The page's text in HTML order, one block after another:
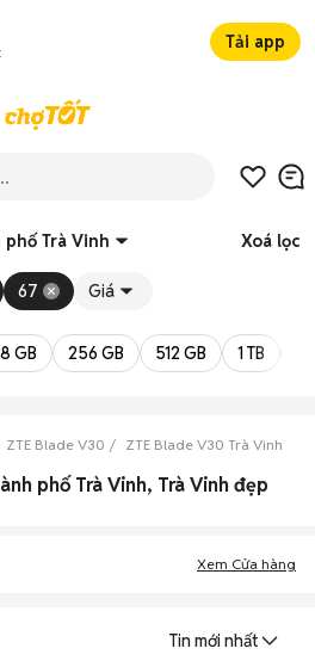
Tải app
phố Trà Vinh Xoá lọc
67 Giá
GB 256 GB 512 GB 1 TB
ZTE Blade V30 ZTE Blade V30 Trà Vinh
phố Trà Vinh, Trà Vinh đẹp
Xem Cửa hàng
Tin mới nhất